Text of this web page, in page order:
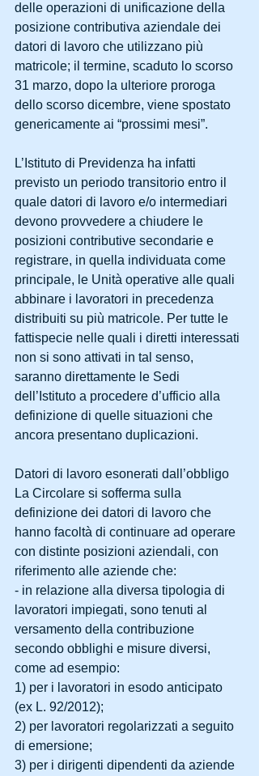
delle operazioni di unificazione della
posizione contributiva aziendale dei
datori di lavoro che utilizzano più
matricole; il termine, scaduto lo scorso
31 marzo, dopo la ulteriore proroga
dello scorso dicembre, viene spostato
genericamente ai “prossimi mesi”.
L’Istituto di Previdenza ha infatti
previsto un periodo transitorio entro il
quale datori di lavoro e/o intermediari
devono provvedere a chiudere le
posizioni contributive secondarie e
registrare, in quella individuata come
principale, le Unità operative alle quali
abbinare i lavoratori in precedenza
distribuiti su più matricole. Per tutte le
fattispecie nelle quali i diretti interessati
non si sono attivati in tal senso,
saranno direttamente le Sedi
dell’Istituto a procedere d’ufficio alla
definizione di quelle situazioni che
ancora presentano duplicazioni.
Datori di lavoro esonerati dall’obbligo
La Circolare si sofferma sulla
definizione dei datori di lavoro che
hanno facoltà di continuare ad operare
con distinte posizioni aziendali, con
riferimento alle aziende che:
- in relazione alla diversa tipologia di
lavoratori impiegati, sono tenuti al
versamento della contribuzione
secondo obblighi e misure diversi,
come ad esempio:
1) per i lavoratori in esodo anticipato
(ex L. 92/2012);
2) per lavoratori regolarizzati a seguito
di emersione;
3) per i dirigenti dipendenti da aziende